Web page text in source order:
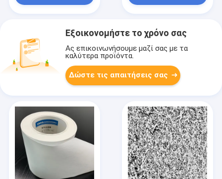
Εξοικονομήστε το χρόνο σας
Ας επικοινωνήσουμε μαζί σας με τα
καλύτερα προϊόντα.
Δώστε τις απαιτήσεις σας